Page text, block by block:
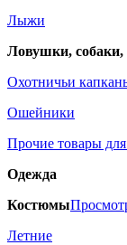
Лыжи
Ловушки, собаки,
Охотничьи
Ошейники
Прочие товары
Одежда
Костюмы
Летние